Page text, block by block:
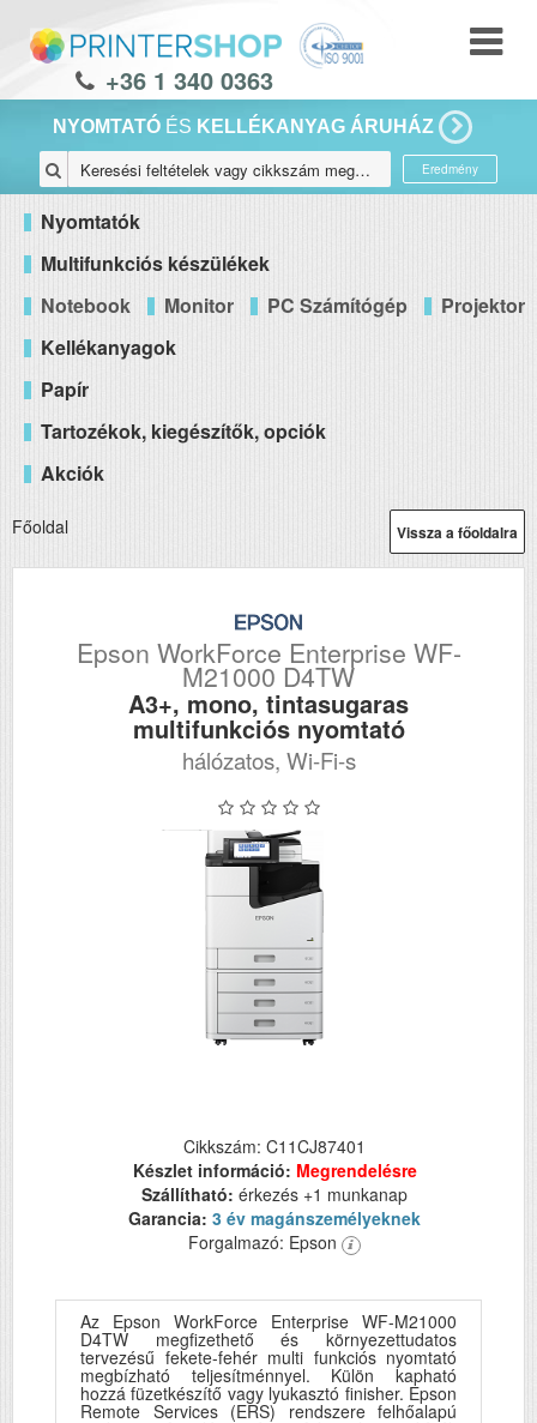
+36 1 340 0363
NYOMTATÓ ÉS KELLÉKANYAG ÁRUHÁZ
Eredmény
Nyomtatók
Multifunkciós készülékek
Notebook
Monitor PC Számítógép
Projektor
Kellékanyagok
Papír
Tartozékok, kiegészítők, opciók
Akciók
Vissza a főoldalra
Főoldal
Epson WorkForce Enterprise WF-
M21000 D4TW
A3+, mono, tintasugaras
multifunkciós nyomtató
hálózatos, Wi-Fi-s
Cikkszám: C11CJ87401
Készlet információ: Megrendelésre
Szállítható: érkezés +1 munkanap
Garancia: 3 év magánszemélyeknek
Forgalmazó: Epson
Az Epson WorkForce Enterprise WF-M21000
D4TW megfizethető és környezettudatos
tervezésű fekete-fehér multi funkciós nyomtató
megbízható teljesítménnyel. Külön kapható
hozzá füzetkészítő vagy lyukasztó finisher. Epson
Remote Services (ERS) rendszere felhőalapú